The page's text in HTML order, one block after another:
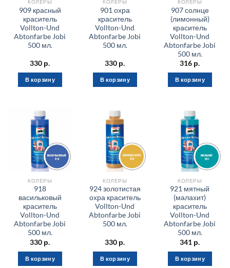
КОЛЕРЫ
909 красный
краситель
Vollton-Und
Abtonfarbe Jobi
500 мл.
330 р.
В корзину
КОЛЕРЫ
901 охра
краситель
Vollton-Und
Abtonfarbe Jobi
500 мл.
330 р.
В корзину
КОЛЕРЫ
907 солнце
(лимонный)
краситель
Vollton-Und
Abtonfarbe Jobi
500 мл.
316 р.
В корзину
КОЛЕРЫ
918
васильковый
краситель
Vollton-Und
Abtonfarbe Jobi
500 мл.
330 р.
В корзину
КОЛЕРЫ
924 золотистая
охра краситель
Vollton-Und
Abtonfarbe Jobi
500 мл.
330 р.
В корзину
КОЛЕРЫ
921 мятный
(малахит)
краситель
Vollton-Und
Abtonfarbe Jobi
500 мл.
341 р.
В корзину